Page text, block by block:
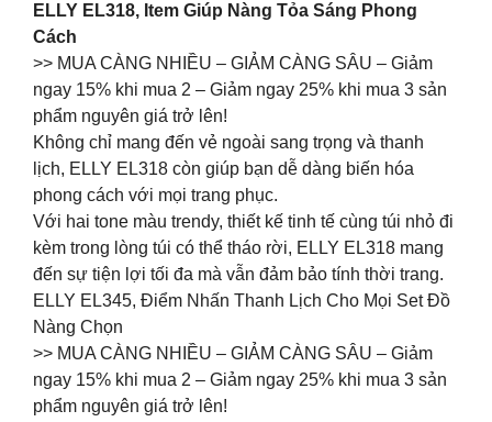
ELLY EL318, Item Giúp Nàng Tỏa Sáng Phong
Cách
>> MUA CÀNG NHIỀU – GIẢM CÀNG SÂU – Giảm
ngay 15% khi mua 2 – Giảm ngay 25% khi mua 3 sản
phẩm nguyên giá trở lên!
Không chỉ mang đến vẻ ngoài sang trọng và thanh
lịch, ELLY EL318 còn giúp bạn dễ dàng biến hóa
phong cách với mọi trang phục.
Với hai tone màu trendy, thiết kế tinh tế cùng túi nhỏ đi
kèm trong lòng túi có thể tháo rời, ELLY EL318 mang
đến sự tiện lợi tối đa mà vẫn đảm bảo tính thời trang.
ELLY EL345, Điểm Nhấn Thanh Lịch Cho Mọi Set Đồ
Nàng Chọn
>> MUA CÀNG NHIỀU – GIẢM CÀNG SÂU – Giảm
ngay 15% khi mua 2 – Giảm ngay 25% khi mua 3 sản
phẩm nguyên giá trở lên!